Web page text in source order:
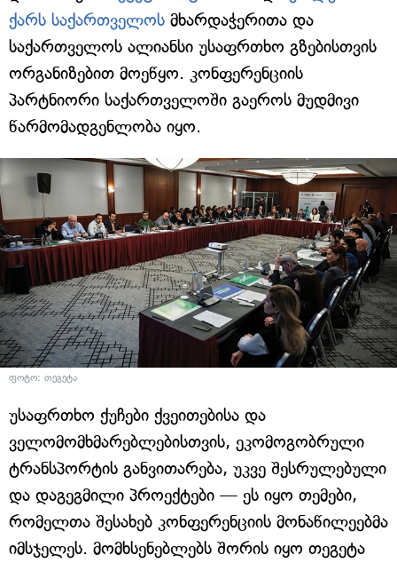
ქარს საქართველოს მხარდაჭერითა და
საქართველოს ალიანსი უსაფრთხო გზებისთვის
ორგანიზებით მოეწყო. კონფერენციის
პარტნიორი საქართველოში გაეროს მუდმივი
წარმომადგენლობა იყო.
ფოტო: თეგეტა
უსაფრთხო ქუჩები ქვეითებისა და
ველომომხმარებლებისთვის, ეკომოგობრული
ტრანსპორტის განვითარება, უკვე შესრულებული
და დაგეგმილი პროექტები — ეს იყო თემები,
რომელთა შესახებ კონფერენციის მონაწილეებმა
იმსჯელეს. მომხსენებლებს შორის იყო თეგეტა